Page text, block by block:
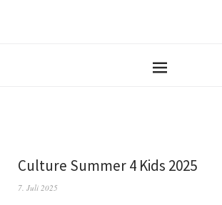
Culture Summer 4 Kids 2025
7. Juli 2025